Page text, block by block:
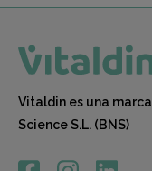
Vitaldin es una
Science S.L. (BNS)